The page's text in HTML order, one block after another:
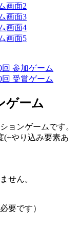
参加ゲーム
受賞ゲーム
ゲーム
ョンゲームです。
(+やり込み要素あ
せん。
要です）